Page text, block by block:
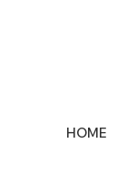
HOME